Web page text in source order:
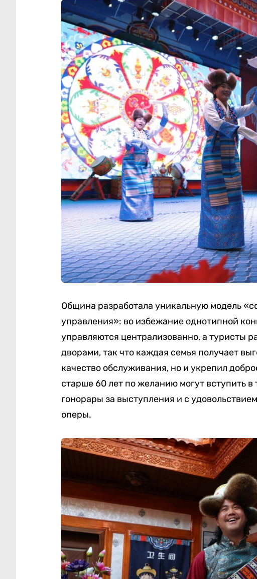
Община разработала уникальную модель
управления»: во избежание однотипной
управляются централизованно, а туристы
дворами, так что каждая семья получает
качество обслуживания, но и укрепил
старше 60 лет по желанию могут вступить
гонорары за выступления и с
оперы.